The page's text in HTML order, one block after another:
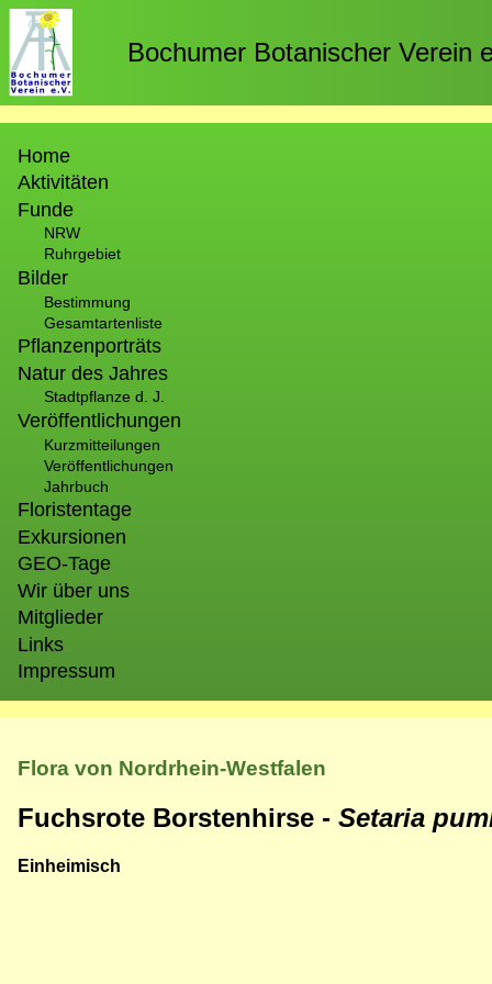
Direkt
zum
Inhalt
Bochumer Botanischer Verein
Home
Aktivitäten
Funde
NRW
Ruhrgebiet
Bilder
Bestimmung
Gesamtartenliste
Pflanzenporträts
Natur des Jahres
Stadtpflanze d. J.
Veröffentlichungen
Kurzmitteilungen
Veröffentlichungen
Jahrbuch
Floristentage
Exkursionen
GEO-Tage
Wir über uns
Mitglieder
Links
Impressum
Flora von Nordrhein-Westfalen
Fuchsrote Borstenhirse - Setaria
Einheimisch